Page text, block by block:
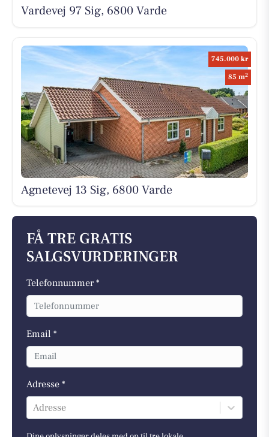
Vardevej 97 Sig, 6800 Varde
745.000 kr
85 m2
Agnetevej 13 Sig, 6800 Varde
FÅ TRE GRATIS
SALGSVURDERINGER
Telefonnummer *
Email *
Adresse *
Adresse